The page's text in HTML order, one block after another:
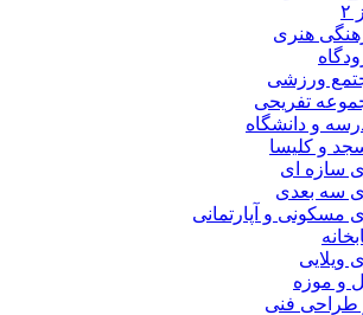
هنری
ورزشی
تفریحی
و دانشگاه
و کلیسا
سازه ای
سه بعدی
مسکونی و آپارتمانی
ویلایی
و موزه
طراحی فنی